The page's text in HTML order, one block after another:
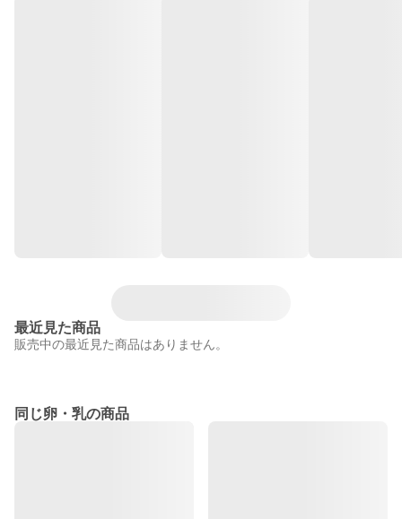
最近見た商品
販売中の最近見た商品はありません。
同じ卵・乳の商品